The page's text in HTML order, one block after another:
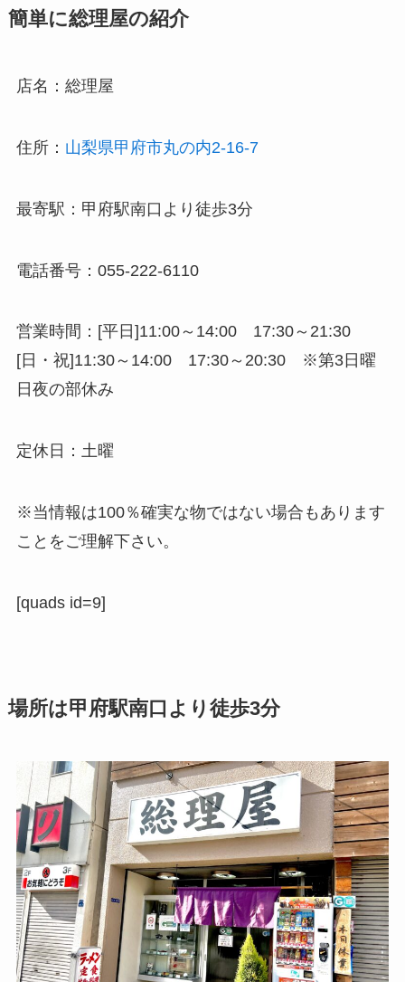
簡単に総理屋の紹介
店名：総理屋
住所： 山梨県甲府市丸の内2-16-7
最寄駅：甲府駅南口より徒歩3分
電話番号：055-222-6110
営業時間：[平日]11:00～14:00 17:30～21:30
[日・祝]11:30～14:00 17:30～20:30 ※第3日曜
日夜の部休み
定休日：土曜
※当情報は100％確実な物ではない場合もあります
ことをご理解下さい。
[quads id=9]
場所は甲府駅南口より徒歩3分